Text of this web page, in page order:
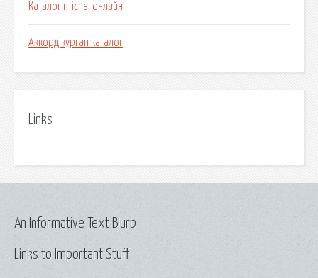
Каталог michel онлайн
Аккорд курган каталог
Links
Links to Important Stuff
An Informative Text Blurb